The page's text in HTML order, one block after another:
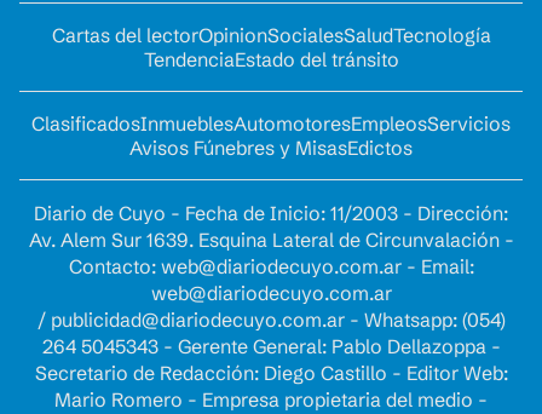
Cartas del lectorOpinionSocialesSaludTecnología
TendenciaEstado del tránsito
ClasificadosInmueblesAutomotoresEmpleosServicios
Avisos Fúnebres y MisasEdictos
Diario de Cuyo - Fecha de Inicio: 11/2003 - Dirección:
Av. Alem Sur 1639. Esquina Lateral de Circunvalación -
Contacto: web@diariodecuyo.com.ar- Email:
web@diariodecuyo.com.ar
/ publicidad@diariodecuyo.com.ar- Whatsapp: (054)
264 5045343 - Gerente General: Pablo Dellazoppa -
Secretario de Redacción: Diego Castillo - Editor Web:
Mario Romero - Empresa propietaria del medio -